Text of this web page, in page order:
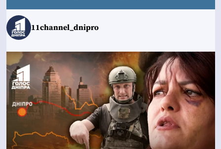
11channel_dnipro